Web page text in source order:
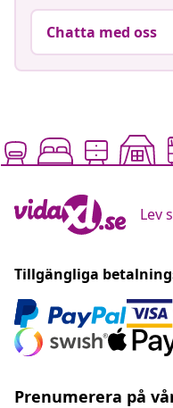
Chatta med oss
Lev
Tillgängliga
Prenumerera på